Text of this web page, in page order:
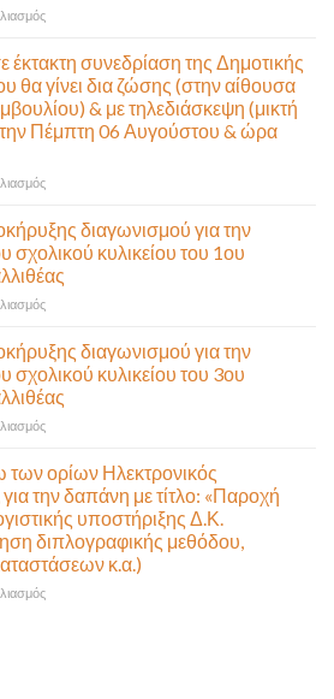
στο
κυκλοφορία
η
Παλαιά
Παραλιακή
Ποσειδώνος)
10
Αυγούστου-
Ένα
αναγκαίο
σημαντικό
έργο
υποδομής
ολοκληρώθηκε
συνεδρίαση της Δημοτικής
θα γίνει δια ζώσης (στην αίθουσα
& με τηλεδιάσκεψη (μικτή
Πέμπτη 06 Αυγούστου & ώρα
στο
σε
έκτακτη
συνεδρίαση
της
Δημοτικής
που
θα
γίνει
δια
ζώσης
αίθουσα
Δημοτικού
Συμβουλίου)
&
με
τηλεδιάσκεψη
(μικτή
διαγωνισμού για την
σχολικού κυλικείου του 1ου
στο
προκήρυξης
διαγωνισμού
για
την
εκμίσθωση
σχολικού
κυλικείου
του
1ου
Δημοτικού
Καλλιθέας
διαγωνισμού για την
σχολικού κυλικείου του 3ου
στο
προκήρυξης
διαγωνισμού
για
την
εκμίσθωση
του
σχολικού
των ορίων Ηλεκτρονικός
την δαπάνη με τίτλο: «Παροχή
υποστήριξης Δ.Κ.
διπλογραφικής μεθόδου,
κ.α.)
στο